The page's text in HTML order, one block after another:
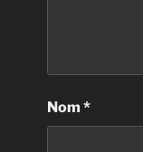
Nom *